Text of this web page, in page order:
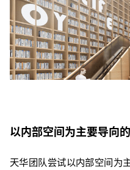
以内部空间为主要导向
天华团队尝试以内部空间为